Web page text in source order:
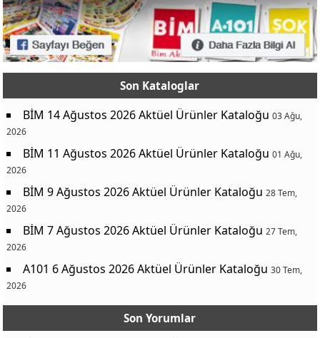
Son Kataloglar
BİM 14 Ağustos 2026 Aktüel Ürünler Kataloğu 03 Ağu,
2026
BİM 11 Ağustos 2026 Aktüel Ürünler Kataloğu 01 Ağu,
2026
BİM 9 Ağustos 2026 Aktüel Ürünler Kataloğu 28 Tem,
2026
BİM 7 Ağustos 2026 Aktüel Ürünler Kataloğu 27 Tem,
2026
A101 6 Ağustos 2026 Aktüel Ürünler Kataloğu 30 Tem,
2026
Son Yorumlar